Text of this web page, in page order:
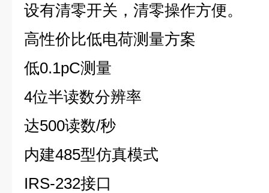
设有清零开关，清零操作方便。
高性价比低电荷测量方案
低0.1pC测量
4位半读数分辨率
达500读数/秒
内建485型仿真模式
IRS-232接口